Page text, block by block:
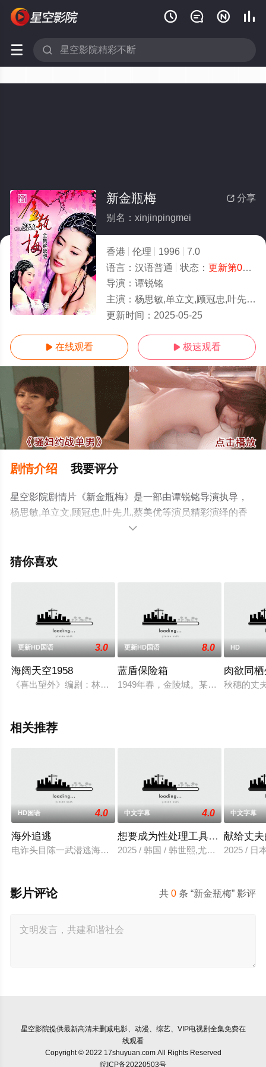
   
 
更新第05集
 分享
新金瓶梅
别名：xinjinpingmei
香港 伦理 1996
7.0
语言： 汉语普通 状态： 更新第05集/高清
导演： 谭锐铭
主演： 杨思敏,单立文,顾冠忠,叶先儿,蔡美优
更新时间： 2025-05-25
 在线观看  极速观看
剧情介绍 我要评分
星空影院剧情片《新金瓶梅》是一部由谭锐铭导演执导，
杨思敏,单立文,顾冠忠,叶先儿,蔡美优等演员精彩演绎的香
港电影，手机免费观看高清无删减完整版电影大全就上星
情网等平台了解。

猜你喜欢
更新HD国语 3.0
海阔天空1958
《喜出望外》编剧：林荫梧、单文；演员：赵擎民(李振海)周刍
更新HD国语 8.0
蓝盾保险箱
1949年春，金陵城。某风雨之夜，
HD
肉欲同
秋穗的丈
相关推荐
HD国语 4.0
海外追逃
电诈头目陈一武潜逃海外实施诈骗犯罪，为将其引渡回国，中
中文字幕 4.0
想要成为性处理工具的妹妹
2025 / 韩国 / 韩世熙,尤里,智熙,尚宇,
中文字幕
献给丈
2025 / 日
共0 条 “新金瓶梅” 影评
影片评论
星空影院提供最新高清未删减电影、动漫、综艺、VIP电视剧全集免费在
线观看
Copyright © 2022 17shuyuan.com All Rights Reserved
皖ICP备20220503号